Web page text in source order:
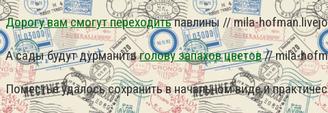
Дорогу вамсмогут переходитьпавлины // mila-
А сады будут дурманитьголову запаховцветов// mila-
Поместье удалось сохранить в начальном виде и